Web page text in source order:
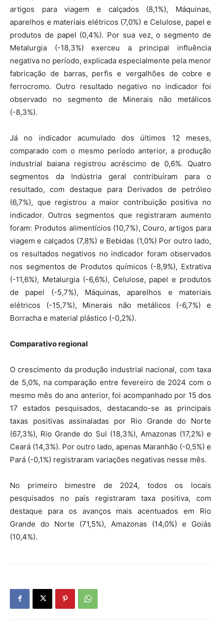
artigos para viagem e calçados (8,1%), Máquinas,
aparelhos e materiais elétricos (7,0%) e Celulose, papel e
produtos de papel (0,4%). Por sua vez, o segmento de
Metalurgia (-18,3%) exerceu a principal influência
negativa no período, explicada especialmente pela menor
fabricação de barras, perfis e vergalhões de cobre e
ferrocromo. Outro resultado negativo no indicador foi
observado no segmento de Minerais não metálicos
(-8,3%).
Já no indicador acumulado dos últimos 12 meses,
comparado com o mesmo período anterior, a produção
industrial baiana registrou acréscimo de 0,6%. Quatro
segmentos da Indústria geral contribuíram para o
resultado, com destaque para Derivados de petróleo
(6,7%), que registrou a maior contribuição positiva no
indicador. Outros segmentos que registraram aumento
foram: Produtos alimentícios (10,7%), Couro, artigos para
viagem e calçados (7,8%) e Bebidas (1,0%) Por outro lado,
os resultados negativos no indicador foram observados
nos segmentos de Produtos químicos (-8,9%), Extrativa
(-11,6%), Metalurgia (-6,6%), Celulose, papel e produtos
de papel (-5,7%), Máquinas, aparelhos e materiais
elétricos (-15,7%), Minerais não metálicos (-6,7%) e
Borracha e material plástico (-0,2%).
Comparativo regional
O crescimento da produção industrial nacional, com taxa
de 5,0%, na comparação entre fevereiro de 2024 com o
mesmo mês do ano anterior, foi acompanhado por 15 dos
17 estados pesquisados, destacando-se as principais
taxas positivas assinaladas por Rio Grande do Norte
(67,3%), Rio Grande do Sul (18,3%), Amazonas (17,2%) e
Ceará (14,3%). Por outro lado, apenas Maranhão (-0,5%) e
Pará (-0,1%) registraram variações negativas nesse mês.
No primeiro bimestre de 2024, todos os locais
pesquisados no país registraram taxa positiva, com
destaque para os avanços mais acentuados em Rio
Grande do Norte (71,5%), Amazonas (14,0%) e Goiás
(10,4%).